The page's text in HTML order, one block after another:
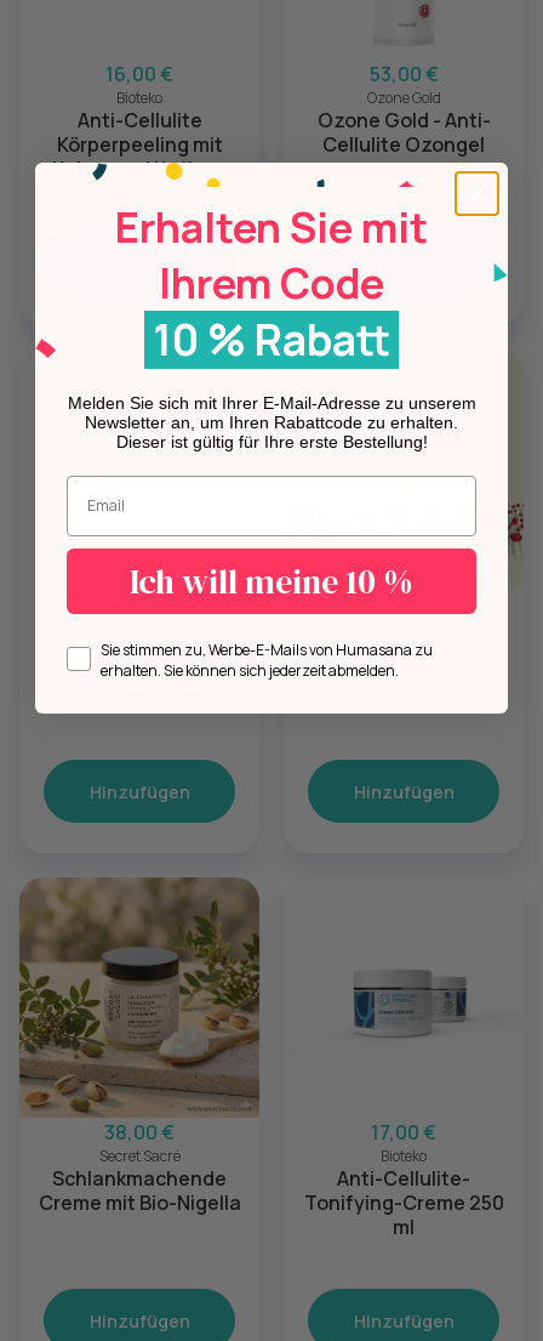
16,00 €
Bioteko
Anti-Cellulite
Körperpeeling mit
Kakao und Kaffee -
53,00 €
Ozone Gold
Ozone Gold - Anti-
Cellulite Ozongel
Kühlende Anti-
Cellulite
Totes Meer Salz
Hinzufügen
Körperpflege
Hinzufügen
38,00 €
Secret Sacré
Schlankmachende
Creme mit Bio-Nigella
Hinzufügen
17,00 €
Bioteko
Anti-Cellulite-
Tonifying-Creme 250
ml
Hinzufügen
Erhalten Sie mit
Ihrem Code
10 % Rabatt
Melden Sie sich mit Ihrer E-Mail-Adresse zu unserem
Newsletter an, um Ihren Rabattcode zu erhalten.
Dieser ist gültig für Ihre erste Bestellung!
Geben Sie Ihre E-Mail-Adresse ein.
Ich will meine 10 %
Opt inSie stimmen zu, Werbe-E-Mails von Humasana zu
erhalten. Sie können sich jederzeit abmelden.